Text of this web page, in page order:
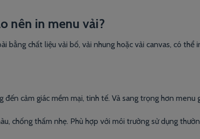
nên in menu vải?
bằng chất liệu vải bố, vải nhung hoặc vải canvas, có
đến cảm giác mềm mại, tinh tế. Và sang trọng hơn menu
chống thấm nhẹ. Phù hợp với môi trường sử dụng